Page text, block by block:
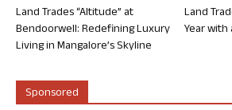
Land Trades “Altitude” at
Bendoorwell: Redefining Luxury
Living in Mangalore’s Skyline
Land
Year with
Sponsored